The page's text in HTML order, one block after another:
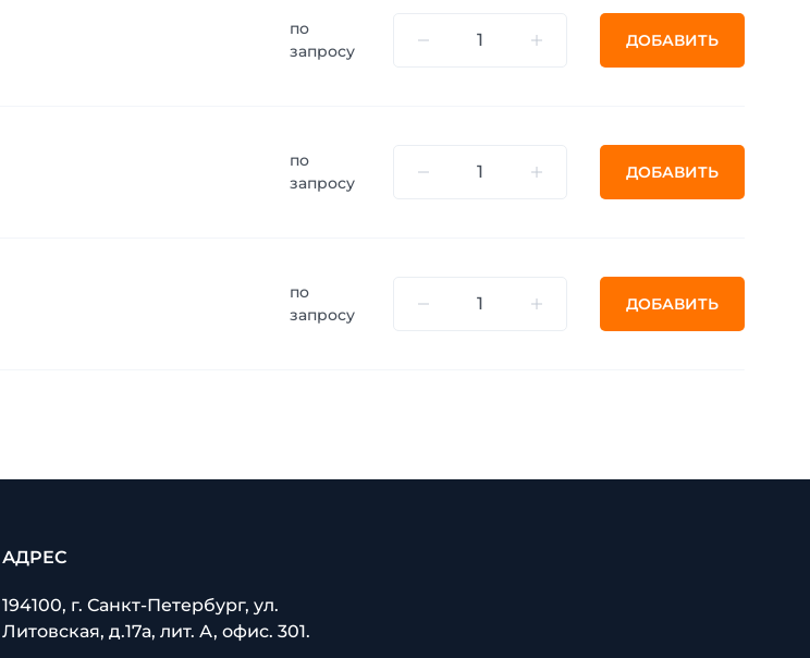
по
запросу
ДОБАВИТЬ
по
запросу
ДОБАВИТЬ
по
запросу
ДОБАВИТЬ
АДРЕС
194100, г. Санкт-Петербург, ул.
Литовская, д.17а, лит. А, офис. 301.